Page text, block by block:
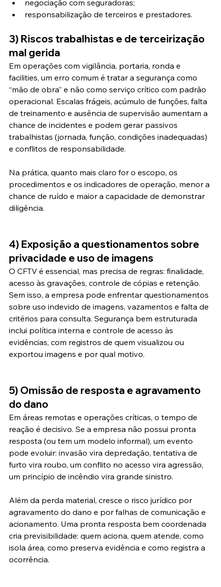
negociação com seguradoras;
responsabilização de terceiros e prestadores.
3) Riscos trabalhistas e de terceirização
mal gerida
Em operações com vigilância, portaria, ronda e
facilities, um erro comum é tratar a segurança como
“mão de obra” e não como serviço crítico com padrão
operacional. Escalas frágeis, acúmulo de funções, falta
de treinamento e ausência de supervisão aumentam a
chance de incidentes e podem gerar passivos
trabalhistas (jornada, função, condições inadequadas)
e conflitos de responsabilidade.
Na prática, quanto mais claro for o escopo, os
procedimentos e os indicadores de operação, menor a
chance de ruído e maior a capacidade de demonstrar
diligência.
4) Exposição a questionamentos sobre
privacidade e uso de imagens
O CFTV é essencial, mas precisa de regras: finalidade,
acesso às gravações, controle de cópias e retenção.
Sem isso, a empresa pode enfrentar questionamentos
sobre uso indevido de imagens, vazamentos e falta de
critérios para consulta. Segurança bem estruturada
inclui política interna e controle de acesso às
evidências, com registros de quem visualizou ou
exportou imagens e por qual motivo.
5) Omissão de resposta e agravamento
do dano
Em áreas remotas e operações críticas, o tempo de
reação é decisivo. Se a empresa não possui pronta
resposta (ou tem um modelo informal), um evento
pode evoluir: invasão vira depredação, tentativa de
furto vira roubo, um conflito no acesso vira agressão,
um princípio de incêndio vira grande sinistro.
Além da perda material, cresce o risco jurídico por
agravamento do dano e por falhas de comunicação e
acionamento. Uma pronta resposta bem coordenada
cria previsibilidade: quem aciona, quem atende, como
isola área, como preserva evidência e como registra a
ocorrência.